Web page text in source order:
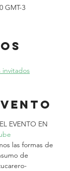
GMT-3
invitados
EVENTO EN
de